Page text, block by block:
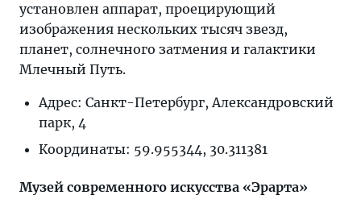
установлен аппарат, проецирующий
изображения нескольких тысяч звезд,
планет, солнечного затмения и галактики
Млечный Путь.
Адрес: Санкт-Петербург, Александровский
парк, 4
Координаты: 59.955344, 30.311381
Музей современного искусства «Эрарта»